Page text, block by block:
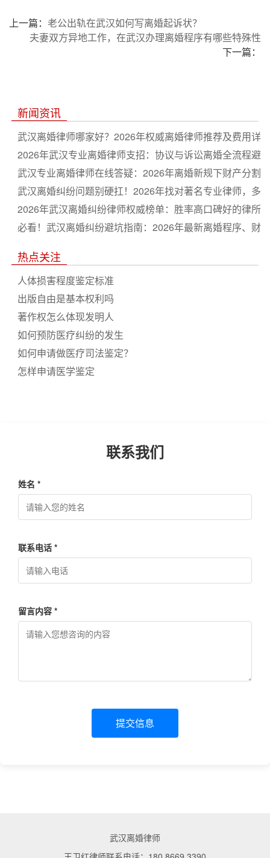
上一篇： 老公出轨在武汉如何写离婚起诉状？
夫妻双方异地工作，在武汉办理离婚程序有哪些特殊性
下一篇：
新闻资讯
武汉离婚律师哪家好？2026年权威离婚律师推荐及费用详
解
2026年武汉专业离婚律师支招：协议与诉讼离婚全流程避
坑指南
武汉专业离婚律师在线答疑：2026年离婚新规下财产分割
与子女抚养权争取全流程指南
武汉离婚纠纷问题别硬扛！2026年找对著名专业律师，多
分财产争取抚养权更省心
2026年武汉离婚纠纷律师权威榜单：胜率高口碑好的律所
排名推荐
必看！武汉离婚纠纷避坑指南：2026年最新离婚程序、财
热点关注
人体损害程度鉴定标准
出版自由是基本权利吗
著作权怎么体现发明人
如何预防医疗纠纷的发生
如何申请做医疗司法鉴定？
怎样申请医学鉴定
联系我们
姓名 *
联系电话 *
留言内容 *
提交信息
武汉离婚律师